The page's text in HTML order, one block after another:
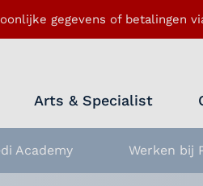
gegevens of betalingen
Arts & Specialist
Academy Werken bij